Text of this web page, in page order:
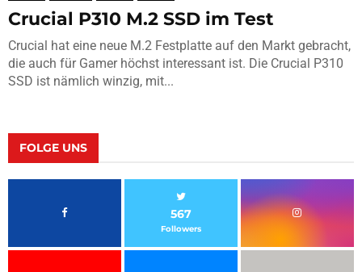
Crucial P310 M.2 SSD im Test
Crucial hat eine neue M.2 Festplatte auf den Markt gebracht,
die auch für Gamer höchst interessant ist. Die Crucial P310
SSD ist nämlich winzig, mit...
FOLGE UNS
567
Followers